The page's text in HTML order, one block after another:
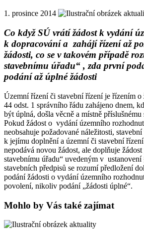
1. prosince 2014
Co když SÚ vrátí žádost k vydání
k dopracování a zahájí řízení až
žádosti, co se v takovém případě
stavebnímu úřadu“ , zda první
podání až úplné žádosti
Územní řízení či stavební řízení je řízením o
44 odst. 1 správního řádu zahájeno dnem,
být úplná, došla věcně a místně
Pokud žádost o vydání územního
neobsahuje požadované náležitosti,
k jejímu doplnění a územní či stavební
nepodává novou žádost, ale doplňuje
stavebnímu úřadu“ uvedeným v ustanovení
stavebních předpisů se rozumí předložení
podání žádosti o vydání územního
povolení, nikoliv podání „žádosti úplné“.
Mohlo by Vás také zajímat